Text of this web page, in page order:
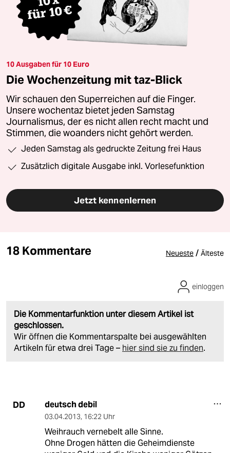
10 Ausgaben für 10 Euro
Die Wochenzeitung mit taz-Blick
Wir schauen den Superreichen auf die Finger.
Unsere wochentaz bietet jeden Samstag
Journalismus, der es nicht allen recht macht und
Stimmen, die woanders nicht gehört werden.
Jeden Samstag als gedruckte Zeitung frei Haus
Zusätzlich digitale Ausgabe inkl. Vorlesefunktion
Jetzt kennenlernen
18 Kommentare Neueste / Älteste
Die Kommentarfunktion unter diesem Artikel ist
geschlossen.
Wir öffnen die Kommentarspalte bei ausgewählten
Artikeln für etwa drei Tage – hier sind sie zu finden.
einloggen
DD deutsch debil
03.04.2013, 16:22 Uhr
Weihrauch vernebelt alle Sinne.
Ohne Drogen hätten die Geheimdienste